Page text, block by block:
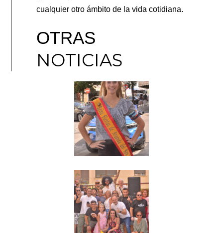
cualquier otro ámbito de la vida cotidiana.
OTRAS
NOTICIAS